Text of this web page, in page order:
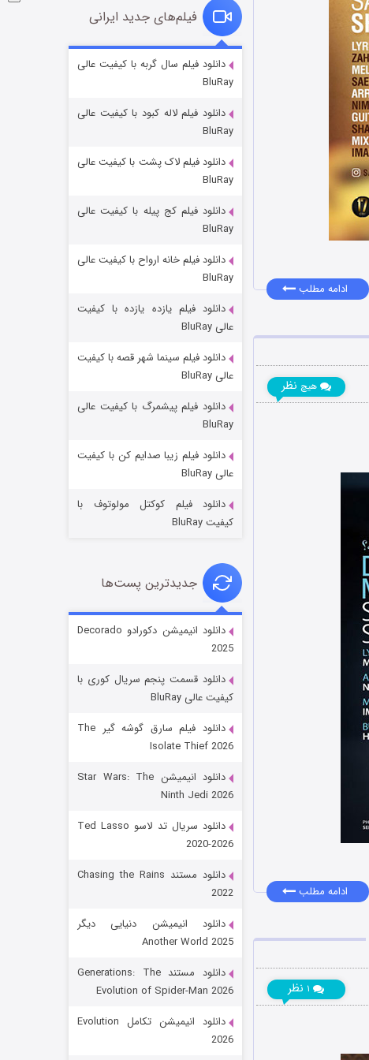
ادامه مطلب
هیچ نظر
ادامه مطلب
۱ نظر
شوگر فصل ۲
قسمت
خاندان اژدها فصل ۳
جادوگری در مغولستان
قسمت ۶ (زیرنویس)
رویایی برای تو
قسمت
فیلم‌های جدید ایرانی
دانلود فیلم سال گربه با کیفیت عالی
BluRay
دانلود فیلم لاله کبود با کیفیت عالی
BluRay
دانلود فیلم لاک پشت با کیفیت عالی
BluRay
دانلود فیلم کج‌ پیله با کیفیت عالی
BluRay
دانلود فیلم خانه ارواح با کیفیت عالی
BluRay
دانلود فیلم یازده یازده با کیفیت
عالی BluRay
دانلود فیلم سینما شهر قصه با کیفیت
عالی BluRay
دانلود فیلم پیشمرگ با کیفیت عالی
BluRay
دانلود فیلم زیبا صدایم کن با کیفیت
عالی BluRay
دانلود فیلم کوکتل مولوتوف با
کیفیت BluRay
جدیدترین پست‌ها
دانلود انیمیشن دکورادو Decorado
2025
دانلود قسمت پنجم سریال کوری با
کیفیت عالی BluRay
دانلود فیلم سارق گوشه گیر The
Isolate Thief 2026
دانلود انیمیشن Star Wars: The
Ninth Jedi 2026
دانلود سریال تد لاسو Ted Lasso
2020-2026
دانلود مستند Chasing the Rains
2022
دانلود انیمیشن دنیایی دیگر
Another World 2025
دانلود مستند Generations: The
Evolution of Spider-Man 2026
دانلود انیمیشن تکامل Evolution
2026